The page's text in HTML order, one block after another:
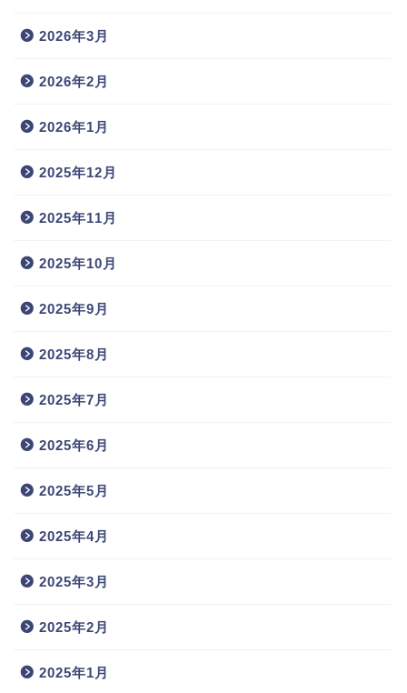
2026年3月
2026年2月
2026年1月
2025年12月
2025年11月
2025年10月
2025年9月
2025年8月
2025年7月
2025年6月
2025年5月
2025年4月
2025年3月
2025年2月
2025年1月